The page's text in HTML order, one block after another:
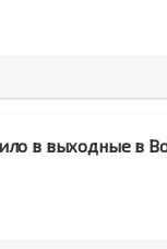
в выходные в